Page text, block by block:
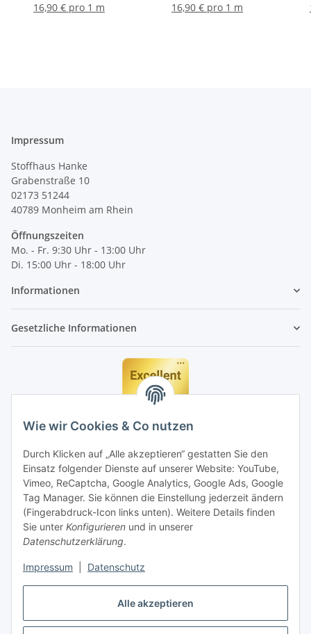
Alle akzeptieren
Wie wir Cookies & Co nutzen
Durch Klicken auf „Alle akzeptieren“ gestatten Sie den
Einsatz folgender Dienste auf unserer Website: YouTube,
Vimeo, ReCaptcha, Google Analytics, Google Ads, Google
Tag Manager. Sie können die Einstellung jederzeit ändern
(Fingerabdruck-Icon links unten). Weitere Details finden
Sie unter Konfigurieren und in unserer
Datenschutzerklärung.
Impressum Datenschutz
16,90 € pro 1 m
16,90 € pro 1 m
Impressum
Stoffhaus Hanke
Grabenstraße 10
02173 51244
40789 Monheim am Rhein
Öffnungszeiten
Mo. - Fr. 9:30 Uhr - 13:00 Uhr
Di. 15:00 Uhr - 18:00 Uhr
Informationen
Gesetzliche Informationen